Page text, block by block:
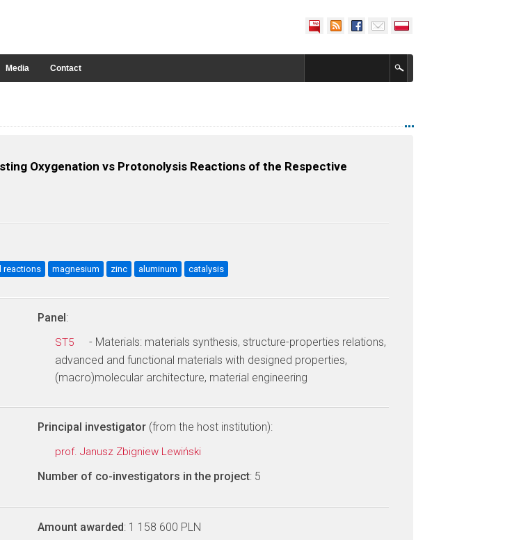
Media Contact
Oxygenation vs Protonolysis Reactions of the Respective
reactions magnesium zinc aluminum catalysis
Panel:
ST5
- Materials: materials synthesis, structure-properties relations,
advanced and functional materials with designed properties,
(macro)molecular architecture, material engineering
Principal investigator (from the host institution):
prof. Janusz Zbigniew Lewiński
Number of co-investigators in the project: 5
Amount awarded: 1 158 600 PLN